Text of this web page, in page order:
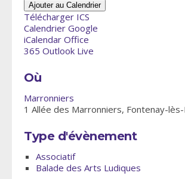
Ajouter au Calendrier
Télécharger ICS
Calendrier Google
iCalendar Office
365 Outlook Live
Où
Marronniers
1 Allée des Marronniers, Fontenay-
Type d'évènement
Associatif
Balade des Arts Ludiques